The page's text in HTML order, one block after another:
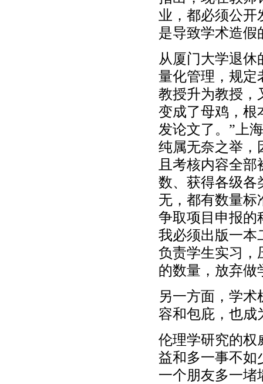
业，都必须公开
是导致学术造假
从厦门大学退休
量化管理，规定
教授升为教授，
变成了母鸡，根
发论文了。”上
纯属无奈之举，
且考核内容全
数、获得各级各
无，都有数量标
争取项目申报的
我必须出版一本
负责学生实习，
的数量，放弃做
另一方面，学
容和包庇，也成
伦理学研究的权
益和多一事不如
一个朋友多一堵